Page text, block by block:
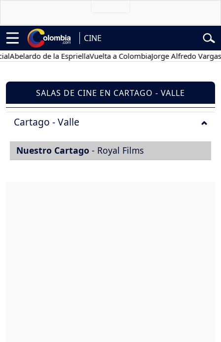
CINE
Abelardo de la EspriellaVuelta a ColombiaJorge Alfredo Vargas
SALAS DE CINE EN CARTAGO - VALLE
Cartago - Valle
Nuestro Cartago - Royal Films